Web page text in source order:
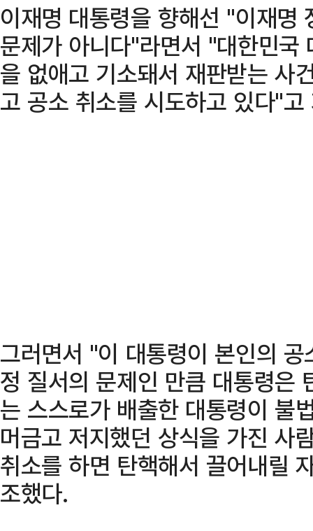
이재명 대통령을 향해선 "이재명
문제가 아니다"라면서 "대한민국
을 없애고 기소돼서 재판받는 사
고 공소 취소를 시도하고 있다"고
그러면서 "이 대통령이 본인의
정 질서의 문제인 만큼 대통령은
는 스스로가 배출한 대통령이 불
머금고 저지했던 상식을 가진 사
취소를 하면 탄핵해서 끌어내릴
조했다.